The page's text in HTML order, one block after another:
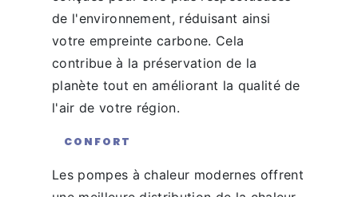
de l'environnement, réduisant ainsi
votre empreinte carbone. Cela
contribue à la préservation de la
planète tout en améliorant la qualité de
l'air de votre région.
CONFORT
Les pompes à chaleur modernes offrent